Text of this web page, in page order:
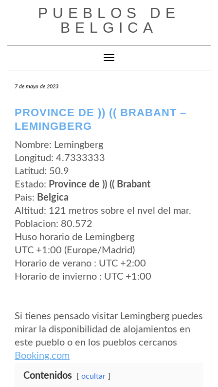
PUEBLOS DE
BELGICA
Cambiar modo de navegación
7 de mayo de 2023
PROVINCE DE )) (( BRABANT –
LEMINGBERG
Nombre: Lemingberg
Longitud: 4.7333333
Latitud: 50.9
Estado: Province de )) (( Brabant
Pais: Belgica
Altitud: 121 metros sobre el nvel del mar.
Poblacion: 80.572
Huso horario de Lemingberg
UTC +1:00 (Europe/Madrid)
Horario de verano : UTC +2:00
Horario de invierno : UTC +1:00
Si tienes pensado visitar Lemingberg puedes
mirar la disponibilidad de alojamientos en
este pueblo o en los pueblos cercanos
Booking.com
Contenidos ocultar